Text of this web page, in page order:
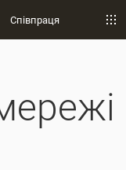
Співпраця